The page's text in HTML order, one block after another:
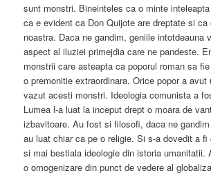
sunt monstri. Bineinteles ca o minte
ca e evident ca Don Quijote are dreptate si
noastra. Daca ne gandim, geniile intotdeauna
aspect al iluziei primejdia care ne pandeste.
monstrii care asteapta ca poporul roman sa
o premonitie extraordinara. Orice popor a avut
vazut acesti monstri. Ideologia comunista a
Lumea l-a luat la inceput drept o moara de
izbavitoare. Au fost si filosofi, daca ne
au luat chiar ca pe o religie. Si s-a dovedit a
si mai bestiala ideologie din istoria umanitatii.
o omogenizare din punct de vedere al